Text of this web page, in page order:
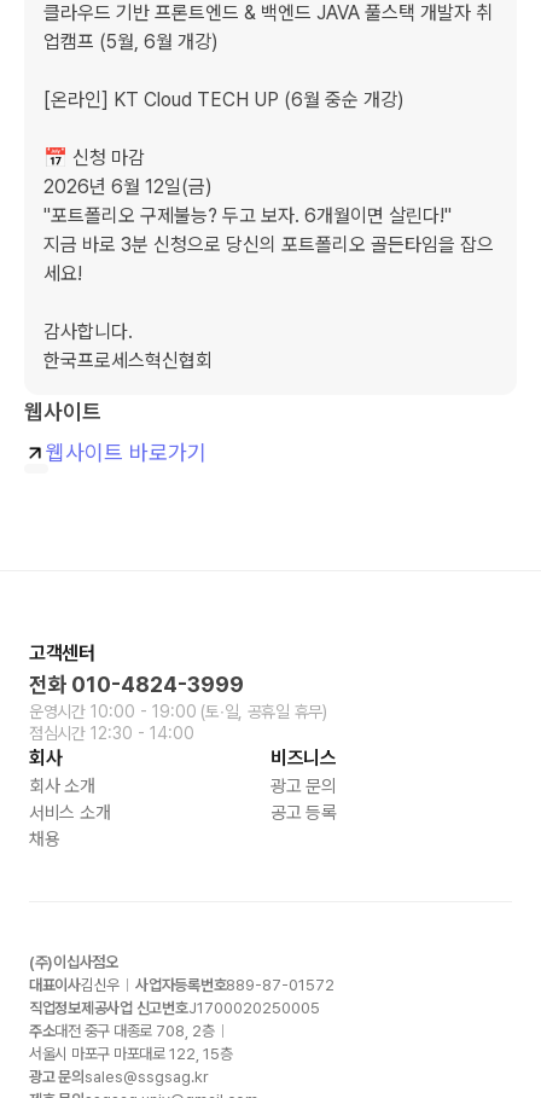
클라우드 기반 프론트엔드 & 백엔드 JAVA 풀스택 개발자 취
업캠프 (5월, 6월 개강)
[온라인] KT Cloud TECH UP (6월 중순 개강)
📅 신청 마감
2026년 6월 12일(금)
"포트폴리오 구제불능? 두고 보자. 6개월이면 살린다!"
지금 바로 3분 신청으로 당신의 포트폴리오 골든타임을 잡으
세요!
감사합니다.
한국프로세스혁신협회
웹사이트
웹사이트 바로가기
고객센터
전화 010-4824-3999
운영시간 10:00 - 19:00 (토∙일, 공휴일 휴무)
점심시간 12:30 - 14:00
회사
회사 소개
서비스 소개
채용
비즈니스
광고 문의
공고 등록
(주)이십사점오
대표이사김신우 사업자등록번호889-87-01572
직업정보제공사업 신고번호J1700020250005
주소대전 중구 대종로 708, 2층
서울시 마포구 마포대로 122, 15층
광고 문의 sales@ssgsag.kr